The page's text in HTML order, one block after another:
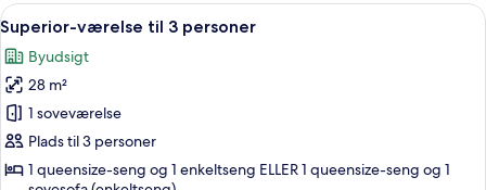
Indlæs
alle
billeder
af
Superior-
værelse
til
Et hotelværelse med en seng, et
4
Superior-værelse til 3 personer
Byudsigt
28 m²
1 soveværelse
Plads til 3 personer
1 queensize-seng og 1 enkeltseng ELLER 1 queensize-seng og 1